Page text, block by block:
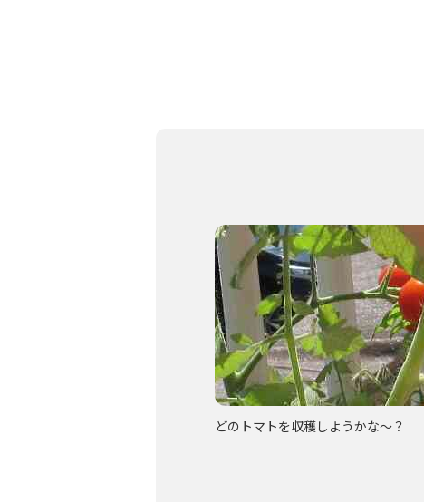
どのトマトを収穫しようかな～？